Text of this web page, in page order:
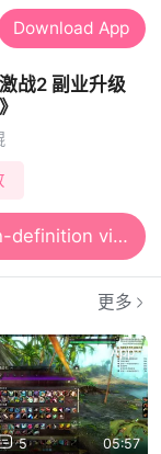
Download App
激战2 副业升级
Open the App for smooth and high-definition viewing
更多
5 05:57
App